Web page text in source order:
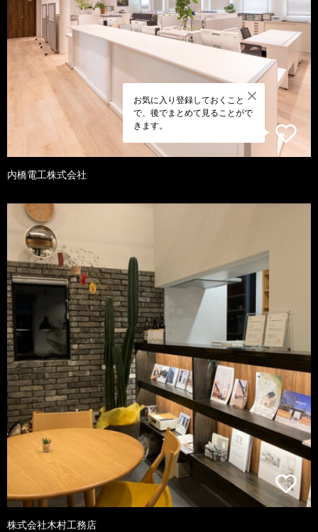
お気に入り登録しておくこと
で、後でまとめて見ることがで
きます。
内橋電工株式会社
株式会社木村工務店